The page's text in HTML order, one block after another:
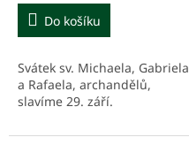
Do košíku
Svátek sv. Michaela, Gabriela
a Rafaela, archandělů,
slavíme 29. září.